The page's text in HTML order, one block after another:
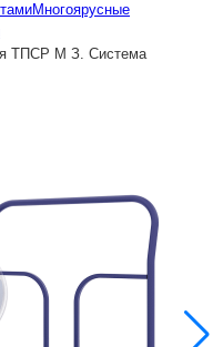
Многоярусные
ТПСР М З. Система